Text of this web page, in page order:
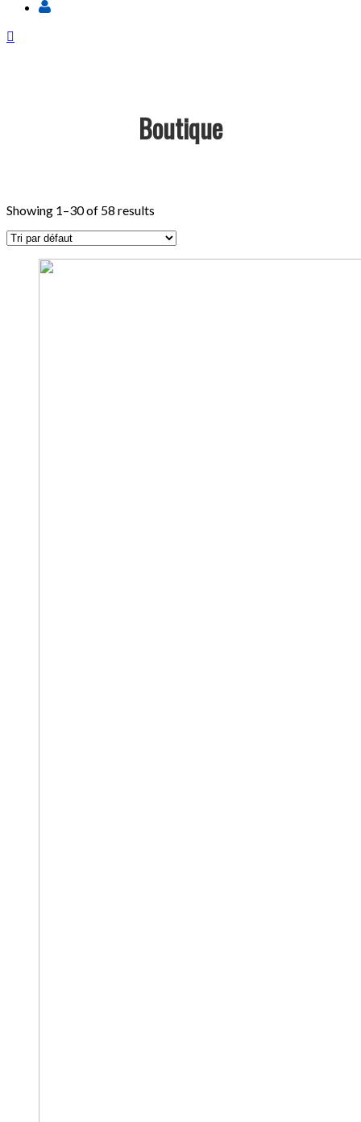
Boutique
Showing 1–30 of 58 results